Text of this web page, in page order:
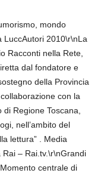
mondo
LuccAutori 2010\r\nLa
Racconti nella Rete,
dal fondatore e
della Provincia
con la
Regione Toscana,
nell’ambito del
lettura” . Media
– Rai.tv.\r\nGrandi
centrale di